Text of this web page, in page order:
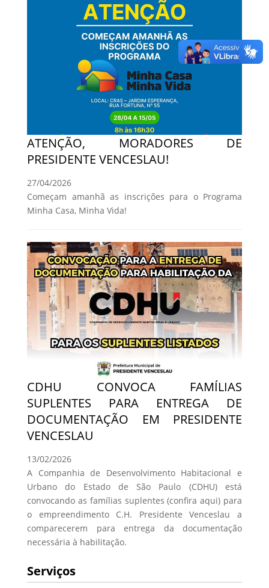
ATENÇÃO, MORADORES DE
PRESIDENTE VENCESLAU!
27/04/2026
Começam amanhã as inscrições para o Programa
Minha Casa, Minha Vida!
CDHU CONVOCA FAMÍLIAS
SUPLENTES PARA ENTREGA DE
DOCUMENTAÇÃO EM PRESIDENTE
VENCESLAU
13/02/2026
A Companhia de Desenvolvimento Habitacional e
Urbano do Estado de São Paulo (CDHU) está
convocando as famílias suplentes (confira aqui) para
o empreendimento C.H. Presidente Venceslau a
comparecerem para entrega da documentação
necessária à habilitação.
Serviços